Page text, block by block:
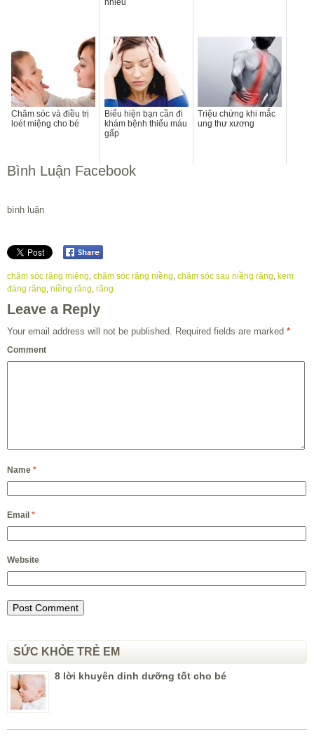
nhiều
Chăm sóc và điều trị
loét miệng cho bé
Biểu hiện bạn cần đi
khám bệnh thiếu máu
gấp
Triệu chứng khi mắc
ung thư xương
Bình Luận Facebook
bình luận
chăm sóc răng miệng, chăm sóc răng niềng, chăm sóc sau niềng răng, kem
đáng răng, niềng răng, răng
Leave a Reply
Your email address will not be published. Required fields are marked *
Comment
Name *
Email *
Website
SỨC KHỎE TRẺ EM
8 lời khuyên dinh dưỡng tốt cho bé